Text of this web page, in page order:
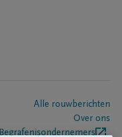
Alle rouwberichten
Over ons
Begrafenisondernemers